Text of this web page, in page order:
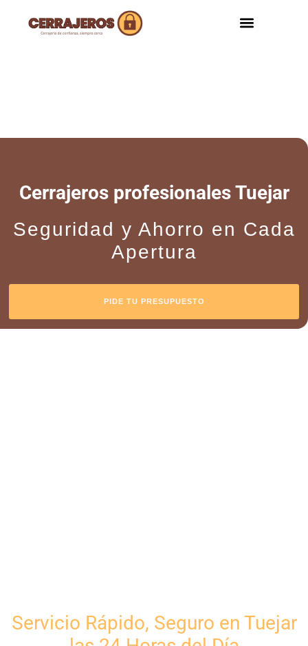
Cerrajeros profesionales Tuejar
Seguridad y Ahorro en Cada
Apertura
PIDE TU PRESUPUESTO
Servicio Rápido, Seguro en Tuejar